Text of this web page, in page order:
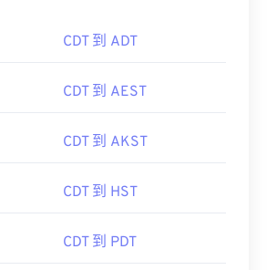
CDT 到 ADT
CDT 到 AEST
CDT 到 AKST
CDT 到 HST
CDT 到 PDT